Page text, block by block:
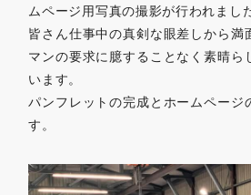
ムページ用写真の撮影が行われまし
皆さん仕事中の真剣な眼差しから満
マンの要求に臆することなく素晴ら
います。
パンフレットの完成とホームページ
す。